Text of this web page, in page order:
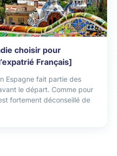
choisir pour
Français]
Espagne fait partie des
le départ. Comme pour
fortement déconseillé de
bien couvert.